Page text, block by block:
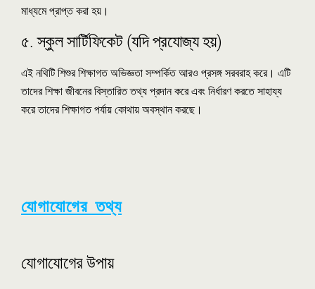
মাধ্যমে প্রাপ্ত করা হয়।
৫. স্কুল সার্টিফিকেট (যদি প্রযোজ্য হয়)
এই নথিটি শিশুর শিক্ষাগত অভিজ্ঞতা সম্পর্কিত আরও প্রসঙ্গ সরবরাহ করে। এটি
তাদের শিক্ষা জীবনের বিস্তারিত তথ্য প্রদান করে এবং নির্ধারণ করতে সাহায্য
করে তাদের শিক্ষাগত পর্যায় কোথায় অবস্থান করছে।
যোগাযোগের তথ্য
যোগাযোগের উপায়